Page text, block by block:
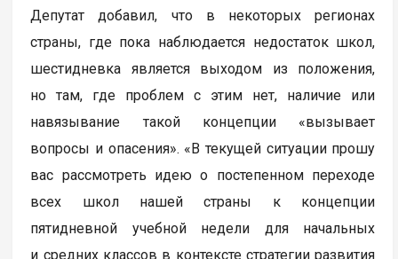
Депутат добавил, что в некоторых регионах
страны, где пока наблюдается недостаток школ,
шестидневка является выходом из положения,
но там, где проблем с этим нет, наличие или
навязывание такой концепции «вызывает
вопросы и опасения». «В текущей ситуации прошу
вас рассмотреть идею о постепенном переходе
всех школ нашей страны к концепции
пятидневной учебной недели для начальных
и средних классов в контексте стратегии развития